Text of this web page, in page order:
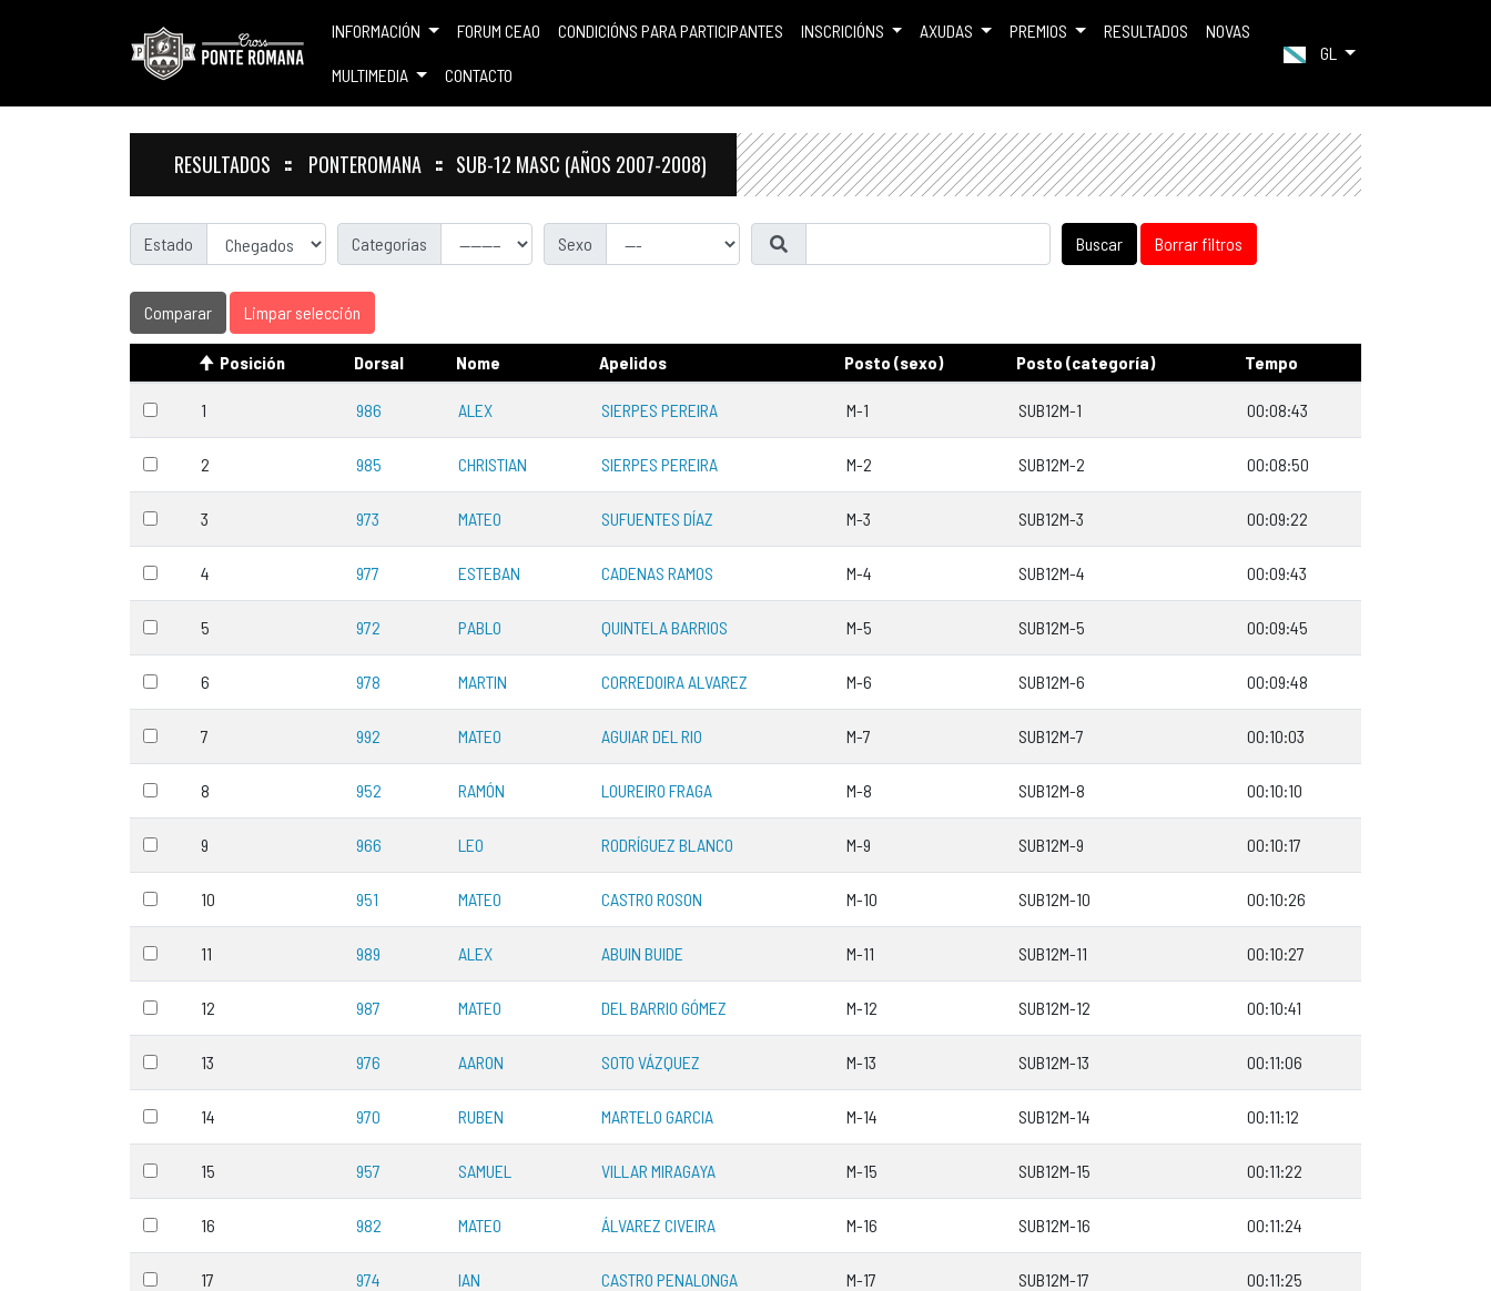
INFORMACIÓN FORUM CEAO CONDICIÓNS PARA PARTICIPANTES INSCRICIÓNS AXUDAS PREMIOS RESULTADOS NOVAS
MULTIMEDIA CONTACTO
GL
RESULTADOS PONTEROMANA SUB-12 MASC (AÑOS 2007-2008)
Estado Categorías Sexo Buscar Borrar filtros
Comparar Limpar selección
Posición Dorsal Nome Apelidos Posto (sexo) Posto (categoría) Tempo
1 986 ALEX SIERPES PEREIRA M-1 SUB12M-1 00:08:43
2 985 CHRISTIAN SIERPES PEREIRA M-2 SUB12M-2 00:08:50
3 973 MATEO SUFUENTES DÍAZ M-3 SUB12M-3 00:09:22
4 977 ESTEBAN CADENAS RAMOS M-4 SUB12M-4 00:09:43
5 972 PABLO QUINTELA BARRIOS M-5 SUB12M-5 00:09:45
6 978 MARTIN CORREDOIRA ALVAREZ M-6 SUB12M-6 00:09:48
7 992 MATEO AGUIAR DEL RIO M-7 SUB12M-7 00:10:03
8 952 RAMÓN LOUREIRO FRAGA M-8 SUB12M-8 00:10:10
9 966 LEO RODRÍGUEZ BLANCO M-9 SUB12M-9 00:10:17
10 951 MATEO CASTRO ROSON M-10 SUB12M-10 00:10:26
11 989 ALEX ABUIN BUIDE M-11 SUB12M-11 00:10:27
12 987 MATEO DEL BARRIO GÓMEZ M-12 SUB12M-12 00:10:41
13 976 AARON SOTO VÁZQUEZ M-13 SUB12M-13 00:11:06
14 970 RUBEN MARTELO GARCIA M-14 SUB12M-14 00:11:12
15 957 SAMUEL VILLAR MIRAGAYA M-15 SUB12M-15 00:11:22
16 982 MATEO ÁLVAREZ CIVEIRA M-16 SUB12M-16 00:11:24
17 974 IAN CASTRO PENALONGA M-17 SUB12M-17 00:11:25